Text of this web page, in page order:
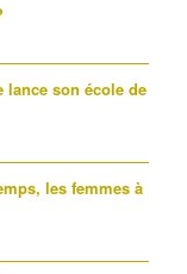
lance son école de
les femmes à